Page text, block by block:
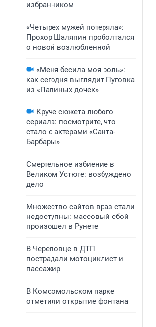
избранником
«Четырех мужей потеряла»:
Прохор Шаляпин проболтался
о новой возлюбленной
«Меня бесила моя роль»:
как сегодня выглядит Пуговка
из «Папиных дочек»
Круче сюжета любого
сериала: посмотрите, что
стало с актерами «Санта-
Барбары»
Смертельное избиение в
Великом Устюге: возбуждено
дело
Множество сайтов враз стали
недоступны: массовый сбой
произошел в Рунете
В Череповце в ДТП
пострадали мотоциклист и
пассажир
В Комсомольском парке
отметили открытие фонтана